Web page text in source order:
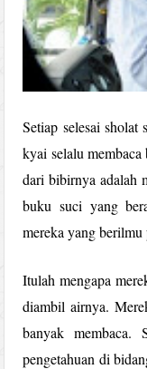
Setiap selesai sholat
kyai selalu
dari bibirnya adalah
buku suci yang
mereka yang berilmu
Itulah mengapa
diambil airnya.
banyak membaca.
pengetahuan di